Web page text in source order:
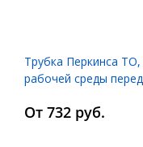
Трубка Перкинса
рабочей среды
От 732 руб.